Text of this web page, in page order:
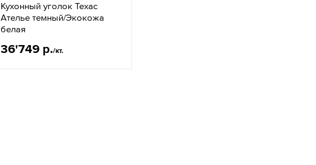
Кухонный уголок Техас
Ателье темный/Экокожа
белая
36'749 р./кт.